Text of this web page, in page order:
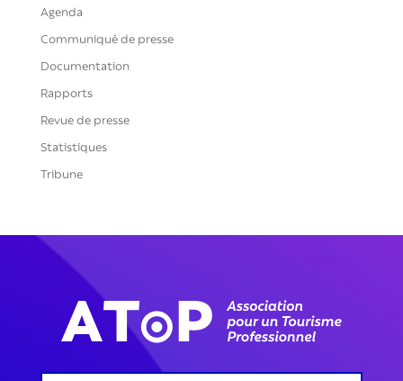
Agenda
Communiqué de presse
Documentation
Rapports
Revue de presse
Statistiques
Tribune